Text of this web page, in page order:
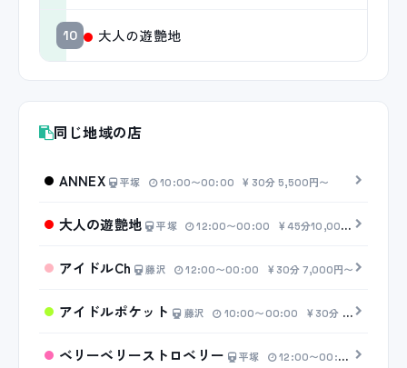
10 大人の遊艶地
同じ地域の店
ANNEX 平塚 10:00〜00:00 30分 5,500円〜
大人の遊艶地 平塚 12:00〜00:00 45分10,000円〜
アイドルCh 藤沢 12:00〜00:00 30分 7,000円〜
アイドルポケット 藤沢 10:00〜00:00 30分 6,500円〜
ベリーベリーストロベリー 平塚 12:00〜00:00